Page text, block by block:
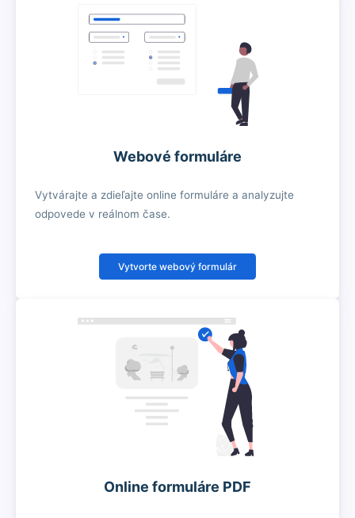
Webové formuláre
Vytvárajte a zdieľajte online formuláre a analyzujte
odpovede v reálnom čase.
Vytvorte webový formulár
Online formuláre PDF